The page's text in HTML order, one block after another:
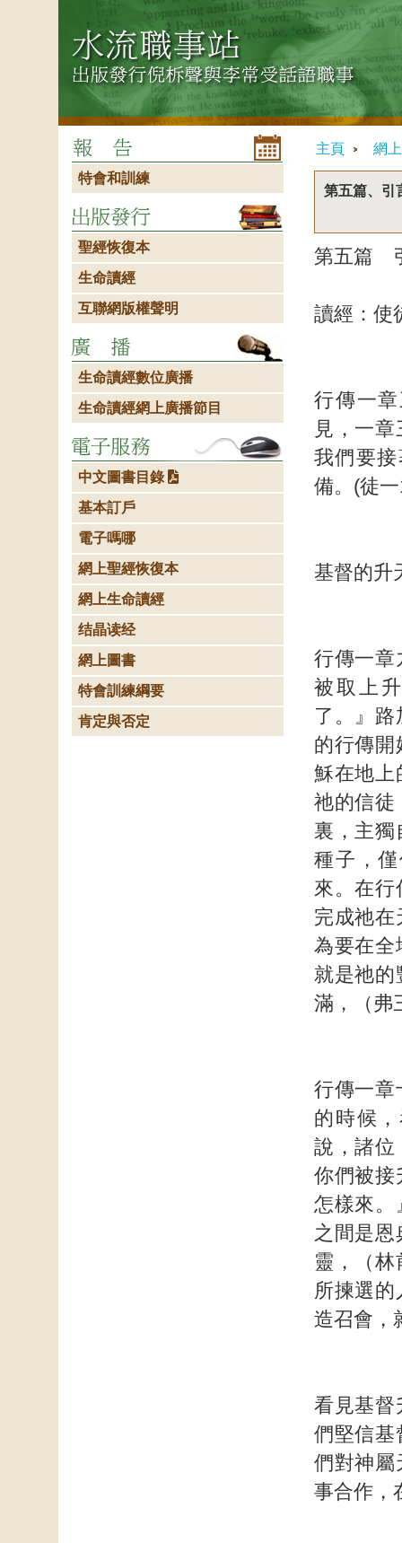
主頁 網
第五篇、引
第五篇
讀經：使
行傳一
見，一
我們要
備。(徒
基督的升
行傳一章
被取上
了。』
的行傳開
穌在地上
祂的信徒
裏，主獨
種子，
來。在行
完成祂在
為要在全
就是祂的
滿，（弗
行傳一章
的時候
說，諸位
你們被接
怎樣來。
之間是
靈，（
所揀選
造召會，
看見基督
們堅信基
們對神屬
事合作，
特會和訓練
聖經恢復本
生命讀經
互聯網版權聲明
生命讀經數位廣播
生命讀經網上廣播節目
中文圖書目錄
基本訂戶
電子嗎哪
網上聖經恢復本
網上生命讀經
结晶读经
網上圖書
特會訓練綱要
肯定與否定